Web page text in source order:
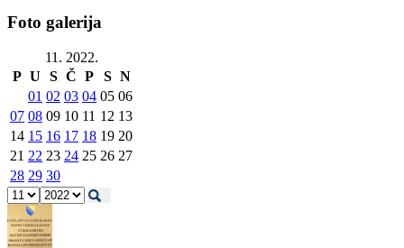
Foto galerija
11. 2022.
P U S Č P S N
01 02 03 04 05 06
07 08 09 10 11 12 13
14 15 16 17 18 19 20
21 22 23 24 25 26 27
28 29 30